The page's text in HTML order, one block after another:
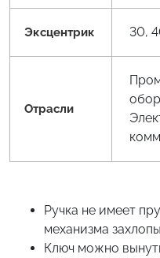
Эксцентрик 30,
Отрасли
Ручка не имеет
механизма
Ключ можно